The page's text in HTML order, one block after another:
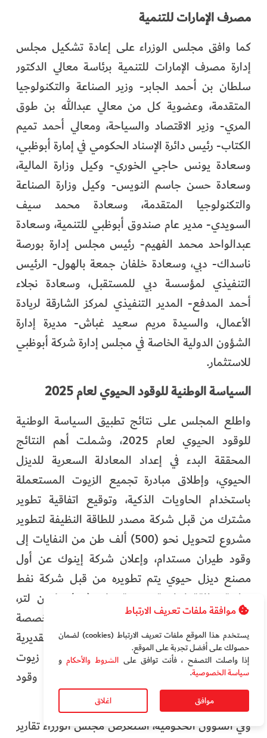
مصرف الإمارات للتنمية
كما وافق مجلس الوزراء على إعادة تشكيل مجلس
إدارة مصرف الإمارات للتنمية برئاسة معالي الدكتور
سلطان بن أحمد الجابر- وزير الصناعة والتكنولوجيا
المتقدمة، وعضوية كل من معالي عبدالله بن طوق
المري- وزير الاقتصاد والسياحة، ومعالي أحمد تميم
الكتاب- رئيس دائرة الإسناد الحكومي في إمارة أبوظبي،
وسعادة يونس حاجي الخوري- وكيل وزارة المالية،
وسعادة حسن جاسم النويس- وكيل وزارة الصناعة
والتكنولوجيا المتقدمة، وسعادة محمد سيف
السويدي- مدير عام صندوق أبوظبي للتنمية، وسعادة
عبدالواحد محمد الفهيم- رئيس مجلس إدارة بورصة
ناسداك- دبي، وسعادة خلفان جمعة بالهول- الرئيس
التنفيذي لمؤسسة دبي للمستقبل، وسعادة نجلاء
أحمد المدفع- المدير التنفيذي لمركز الشارقة لريادة
الأعمال، والسيدة مريم سعيد غباش- مديرة إدارة
الشؤون الدولية الخاصة في مجلس إدارة شركة أبوظبي
للاستثمار.
السياسة الوطنية للوقود الحيوي لعام 2025
واطلع المجلس على نتائج تطبيق السياسة الوطنية
للوقود الحيوي لعام 2025، وشملت أهم النتائج
المحققة البدء في إعداد المعادلة السعرية للديزل
الحيوي، وإطلاق مبادرة تجميع الزيوت المستعملة
باستخدام الحاويات الذكية، وتوقيع اتفاقية تطوير
مشترك من قبل شركة مصدر للطاقة النظيفة لتطوير
مشروع لتحويل نحو (500) ألف طن من النفايات إلى
وقود طيران مستدام، وإعلان شركة إينوك عن أول
مصنع ديزل حيوي يتم تطويره من قبل شركة نفط
وطنية بطاقة إنتاجية سنوية تبلغ (20) مليون لتر،
وتوقيع مذكرة تفاهم مع إحدى الشركات المتخصصة
بهدف بناء منشأة في منطقة الفجيرة بتكلفة تقديرية
تصل إلى (300) مليون دولار أمريكي، لتحويل زيوت
الطهي المستعملة والمخلفات العضوية إلى وقود
طيران مستدام معتمد دولياً.
وفي الشؤون الحكومية، استعرض مجلس الوزراء تقارير
موافقة ملفات تعريف الارتباط
يستخدم هذا الموقع ملفات تعريف الارتباط (cookies) لضمان
حصولك على أفضل تجربة على الموقع‏.
إذا واصلت التصفح ، فأنت توافق على الشروط والأحكامو
سياسة الخصوصية.
موافق اغلاق